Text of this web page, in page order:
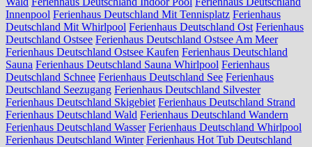
Innenpool Ferienhaus Deutschland Mit Tennisplatz Ferienhaus
Deutschland Mit Whirlpool Ferienhaus Deutschland Ost Ferienhaus
Deutschland Ostsee Ferienhaus Deutschland Ostsee Am Meer
Ferienhaus Deutschland Ostsee Kaufen Ferienhaus Deutschland
Sauna Ferienhaus Deutschland Sauna Whirlpool Ferienhaus
Deutschland Schnee Ferienhaus Deutschland See Ferienhaus
Deutschland Seezugang Ferienhaus Deutschland Silvester
Ferienhaus Deutschland Skigebiet Ferienhaus Deutschland Strand
Ferienhaus Deutschland Wald Ferienhaus Deutschland Wandern
Ferienhaus Deutschland Wasser Ferienhaus Deutschland Whirlpool
Ferienhaus Deutschland Winter Ferienhaus Hot Tub Deutschland